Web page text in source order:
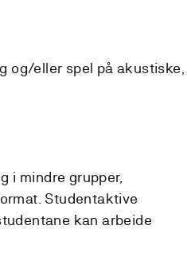
og/eller spel på akustiske,
i mindre grupper,
Studentaktive
kan arbeide